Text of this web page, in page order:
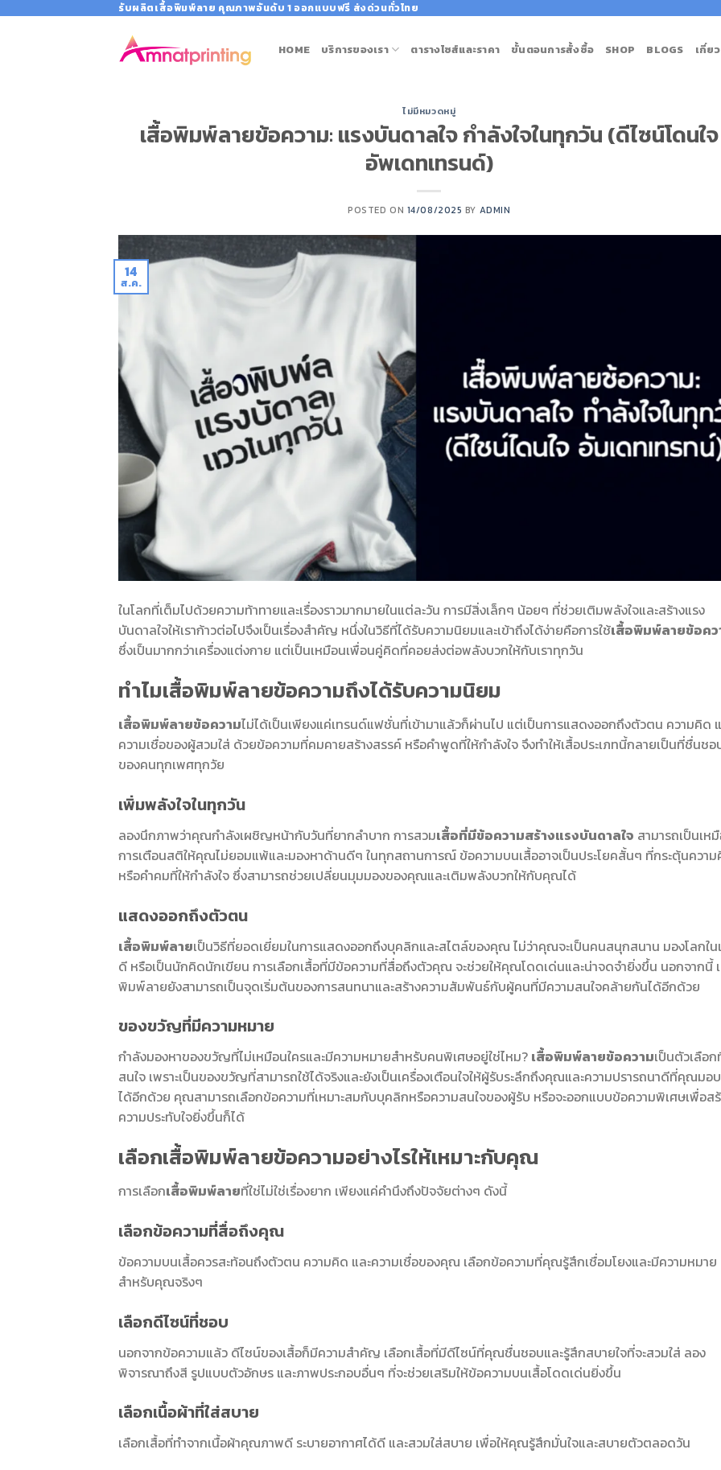
รับผลิตเสื้อพิมพ์ลาย คุณภาพอันดับ 1 ออกแบบฟรี ส่งด่วนทั่วไทย
HOME บริการของเรา ตารางไซส์และราคา ขั้นตอนการสั้งซื้อ SHOP BLOGS เกี่ย
ไม่มีหมวดหมู่
เสื้อพิมพ์ลายข้อความ: แรงบันดาลใจ กำลังใจในทุกวัน (ดีไซน์โดนใจ
อัพเดทเทรนด์)
POSTED ON 14/08/2025 BY ADMIN
14
ส.ค.
ในโลกที่เต็มไปด้วยความท้าทายและเรื่องราวมากมายในแต่ละวัน การมีสิ่งเล็กๆ น้อยๆ ที่ช่วยเติมพลังใจและสร้างแรง
บันดาลใจให้เราก้าวต่อไปจึงเป็นเรื่องสำคัญ หนึ่งในวิธีที่ได้รับความนิยมและเข้าถึงได้ง่ายคือการใช้เสื้อพิมพ์ลายข้อค
ซึ่งเป็นมากกว่าเครื่องแต่งกาย แต่เป็นเหมือนเพื่อนคู่คิดที่คอยส่งต่อพลังบวกให้กับเราทุกวัน
ทำไมเสื้อพิมพ์ลายข้อความถึงได้รับความนิยม
เสื้อพิมพ์ลายข้อความไม่ได้เป็นเพียงแค่เทรนด์แฟชั่นที่เข้ามาแล้วก็ผ่านไป แต่เป็นการแสดงออกถึงตัวตน ความคิด
ความเชื่อของผู้สวมใส่ ด้วยข้อความที่คมคายสร้างสรรค์ หรือคำพูดที่ให้กำลังใจ จึงทำให้เสื้อประเภทนี้กลายเป็นที่ชื่นชอ
ของคนทุกเพศทุกวัย
เพิ่มพลังใจในทุกวัน
ลองนึกภาพว่าคุณกำลังเผชิญหน้ากับวันที่ยากลำบาก การสวมเสื้อที่มีข้อความสร้างแรงบันดาลใจ สามารถเป็นเห
การเตือนสติให้คุณไม่ยอมแพ้และมองหาด้านดีๆ ในทุกสถานการณ์ ข้อความบนเสื้ออาจเป็นประโยคสั้นๆ ที่กระตุ้นควา
หรือคำคมที่ให้กำลังใจ ซึ่งสามารถช่วยเปลี่ยนมุมมองของคุณและเติมพลังบวกให้กับคุณได้
แสดงออกถึงตัวตน
เสื้อพิมพ์ลายเป็นวิธีที่ยอดเยี่ยมในการแสดงออกถึงบุคลิกและสไตล์ของคุณ ไม่ว่าคุณจะเป็นคนสนุกสนาน มองโลกใน
ดี หรือเป็นนักคิดนักเขียน การเลือกเสื้อที่มีข้อความที่สื่อถึงตัวคุณ จะช่วยให้คุณโดดเด่นและน่าจดจำยิ่งขึ้น นอกจากนี้
พิมพ์ลายยังสามารถเป็นจุดเริ่มต้นของการสนทนาและสร้างความสัมพันธ์กับผู้คนที่มีความสนใจคล้ายกันได้อีกด้วย
ของขวัญที่มีความหมาย
กำลังมองหาของขวัญที่ไม่เหมือนใครและมีความหมายสำหรับคนพิเศษอยู่ใช่ไหม? เสื้อพิมพ์ลายข้อความเป็นตัวเลือ
สนใจ เพราะเป็นของขวัญที่สามารถใช้ได้จริงและยังเป็นเครื่องเตือนใจให้ผู้รับระลึกถึงคุณและความปรารถนาดีที่คุณมอ
ได้อีกด้วย คุณสามารถเลือกข้อความที่เหมาะสมกับบุคลิกหรือความสนใจของผู้รับ หรือจะออกแบบข้อความพิเศษเพื่อส
ความประทับใจยิ่งขึ้นก็ได้
เลือกเสื้อพิมพ์ลายข้อความอย่างไรให้เหมาะกับคุณ
การเลือกเสื้อพิมพ์ลายที่ใช่ไม่ใช่เรื่องยาก เพียงแค่คำนึงถึงปัจจัยต่างๆ ดังนี้
เลือกข้อความที่สื่อถึงคุณ
ข้อความบนเสื้อควรสะท้อนถึงตัวตน ความคิด และความเชื่อของคุณ เลือกข้อความที่คุณรู้สึกเชื่อมโยงและมีความหมาย
สำหรับคุณจริงๆ
เลือกดีไซน์ที่ชอบ
นอกจากข้อความแล้ว ดีไซน์ของเสื้อก็มีความสำคัญ เลือกเสื้อที่มีดีไซน์ที่คุณชื่นชอบและรู้สึกสบายใจที่จะสวมใส่ ลอง
พิจารณาถึงสี รูปแบบตัวอักษร และภาพประกอบอื่นๆ ที่จะช่วยเสริมให้ข้อความบนเสื้อโดดเด่นยิ่งขึ้น
เลือกเนื้อผ้าที่ใส่สบาย
เลือกเสื้อที่ทำจากเนื้อผ้าคุณภาพดี ระบายอากาศได้ดี และสวมใส่สบาย เพื่อให้คุณรู้สึกมั่นใจและสบายตัวตลอดวัน